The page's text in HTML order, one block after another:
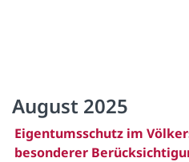
August 2025
Eigentumsschutz im
besonderer